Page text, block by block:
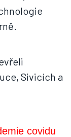
Sivicích a
covidu